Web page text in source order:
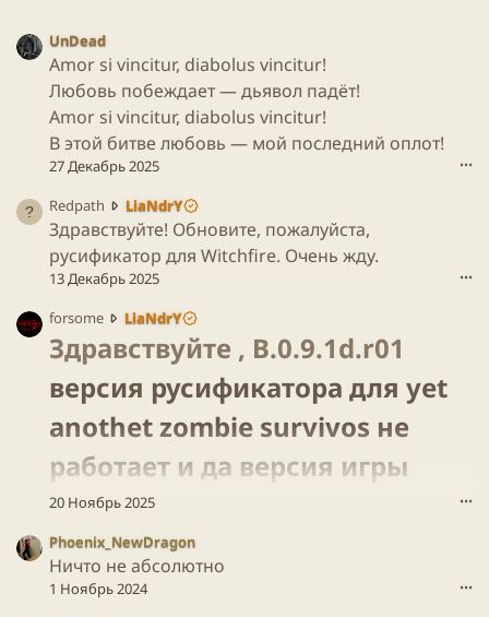
UnDead
Amor si vincitur, diabolus vincitur!
Любовь побеждает — дьявол падёт!
Amor si vincitur, diabolus vincitur!
В этой битве любовь — мой последний оплот!
27 Декабрь 2025 •••
Redpath LiaNdrY
e
d
p
н
п
с
л
п
Здравствуйте! Обновите, пожалуйста,
русификатор для Witchfire. Очень жду.
13 Декабрь 2025 •••
forsome LiaNdrY
o
r
s
o
m
e
н
а
а
Здравствуйте , B.0.9.1d.r01
версия русификатора для yet
anothet zombie survivos не
работает и да версия игры
совпадает​
20 Ноябрь 2025 •••
Phoenix_NewDragon
Ничто не абсолютно
1 Ноябрь 2024 •••